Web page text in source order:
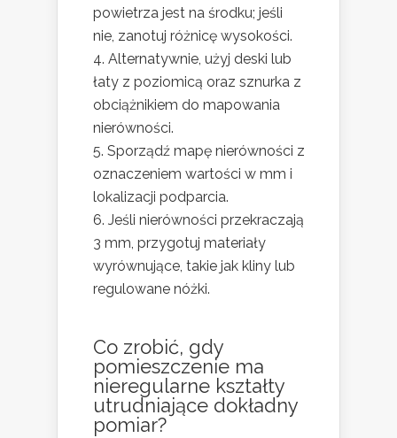
powietrza jest na środku; jeśli
nie, zanotuj różnicę wysokości.
Alternatywnie, użyj deski lub
łaty z poziomicą oraz sznurka z
obciążnikiem do mapowania
nierówności.
Sporządź mapę nierówności z
oznaczeniem wartości w mm i
lokalizacji podparcia.
Jeśli nierówności przekraczają
3 mm, przygotuj materiały
wyrównujące, takie jak kliny lub
regulowane nóżki.
Co zrobić, gdy
pomieszczenie ma
nieregularne kształty
utrudniające dokładny
pomiar?